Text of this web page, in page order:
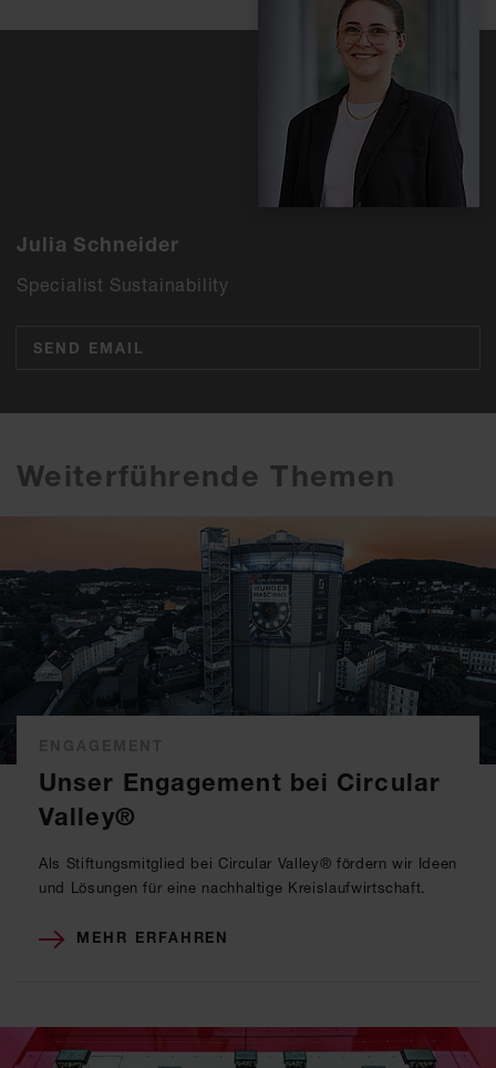
Julia Schneider
Specialist Sustainability
SEND EMAIL
Weiterführende Themen
Unser Engagement bei Circular
Valley®
Als Stiftungsmitglied bei Circular Valley® fördern wir Ideen
und Lösungen für eine nachhaltige Kreislaufwirtschaft.
MEHR ERFAHREN